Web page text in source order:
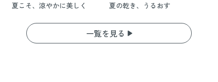
夏こそ、涼やかに美しく 夏の乾き、うるおす
一覧を見る